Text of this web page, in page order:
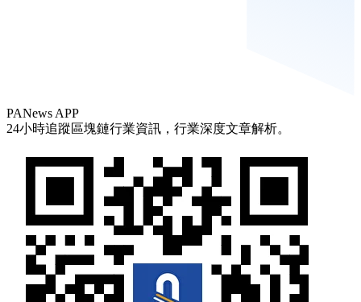
PANews APP
24小時追蹤區塊鏈行業資訊，行業深度文章解析。